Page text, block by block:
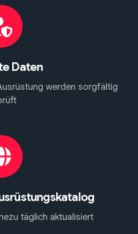
Daten
werden sorgfältig
täglich aktualisiert